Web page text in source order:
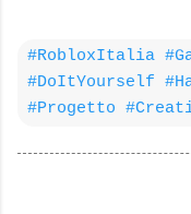
#RobloxItalia
#DoItYourself
#Progetto